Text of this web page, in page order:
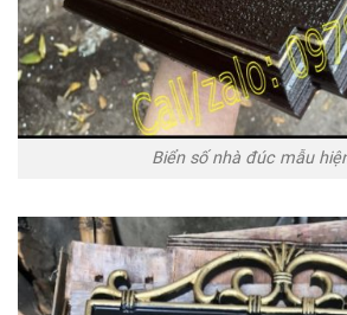
Biển số nhà đúc mẫu